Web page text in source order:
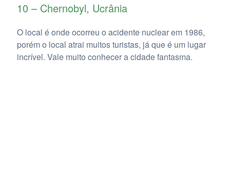
10 – Chernobyl, Ucrânia
O local é onde ocorreu o acidente nuclear em 1986,
porém o local atrai muitos turistas, já que é um lugar
incrível. Vale muito conhecer a cidade fantasma.